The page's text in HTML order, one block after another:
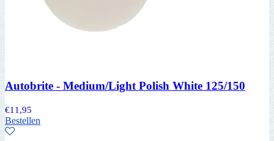
Autobrite - Medium/Light Polish White 125/150
€11,95
Bestellen